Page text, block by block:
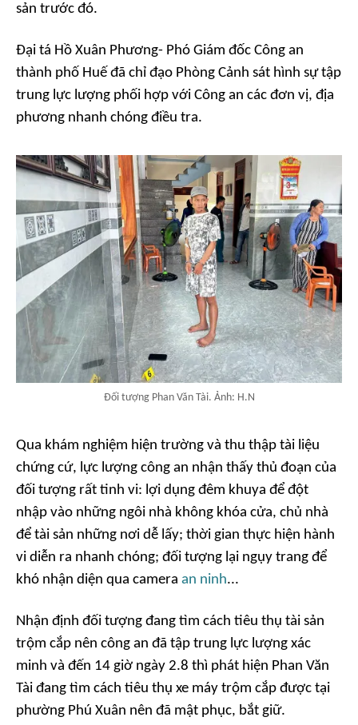
sản trước đó.
Đại tá Hồ Xuân Phương- Phó Giám đốc Công an
thành phố Huế đã chỉ đạo Phòng Cảnh sát hình sự tập
trung lực lượng phối hợp với Công an các đơn vị, địa
phương nhanh chóng điều tra.
Đối tượng Phan Văn Tài. Ảnh: H.N
Qua khám nghiệm hiện trường và thu thập tài liệu
chứng cứ, lực lượng công an nhận thấy thủ đoạn của
đối tượng rất tinh vi: lợi dụng đêm khuya để đột
nhập vào những ngôi nhà không khóa cửa, chủ nhà
để tài sản những nơi dễ lấy; thời gian thực hiện hành
vi diễn ra nhanh chóng; đối tượng lại ngụy trang để
khó nhận diện qua camera an ninh...
Nhận định đối tượng đang tìm cách tiêu thụ tài sản
trộm cắp nên công an đã tập trung lực lượng xác
minh và đến 14 giờ ngày 2.8 thì phát hiện Phan Văn
Tài đang tìm cách tiêu thụ xe máy trộm cắp được tại
phường Phú Xuân nên đã mật phục, bắt giữ.